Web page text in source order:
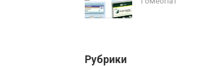
Рубрики